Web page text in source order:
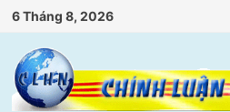
Skip
to
content
6 Tháng 8, 2026